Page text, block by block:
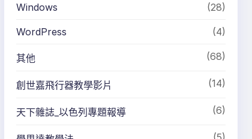
Windows (28)
WordPress (4)
其他 (68)
創世嘉飛行器教學影片 (14)
天下雜誌_以色列專題報導 (6)